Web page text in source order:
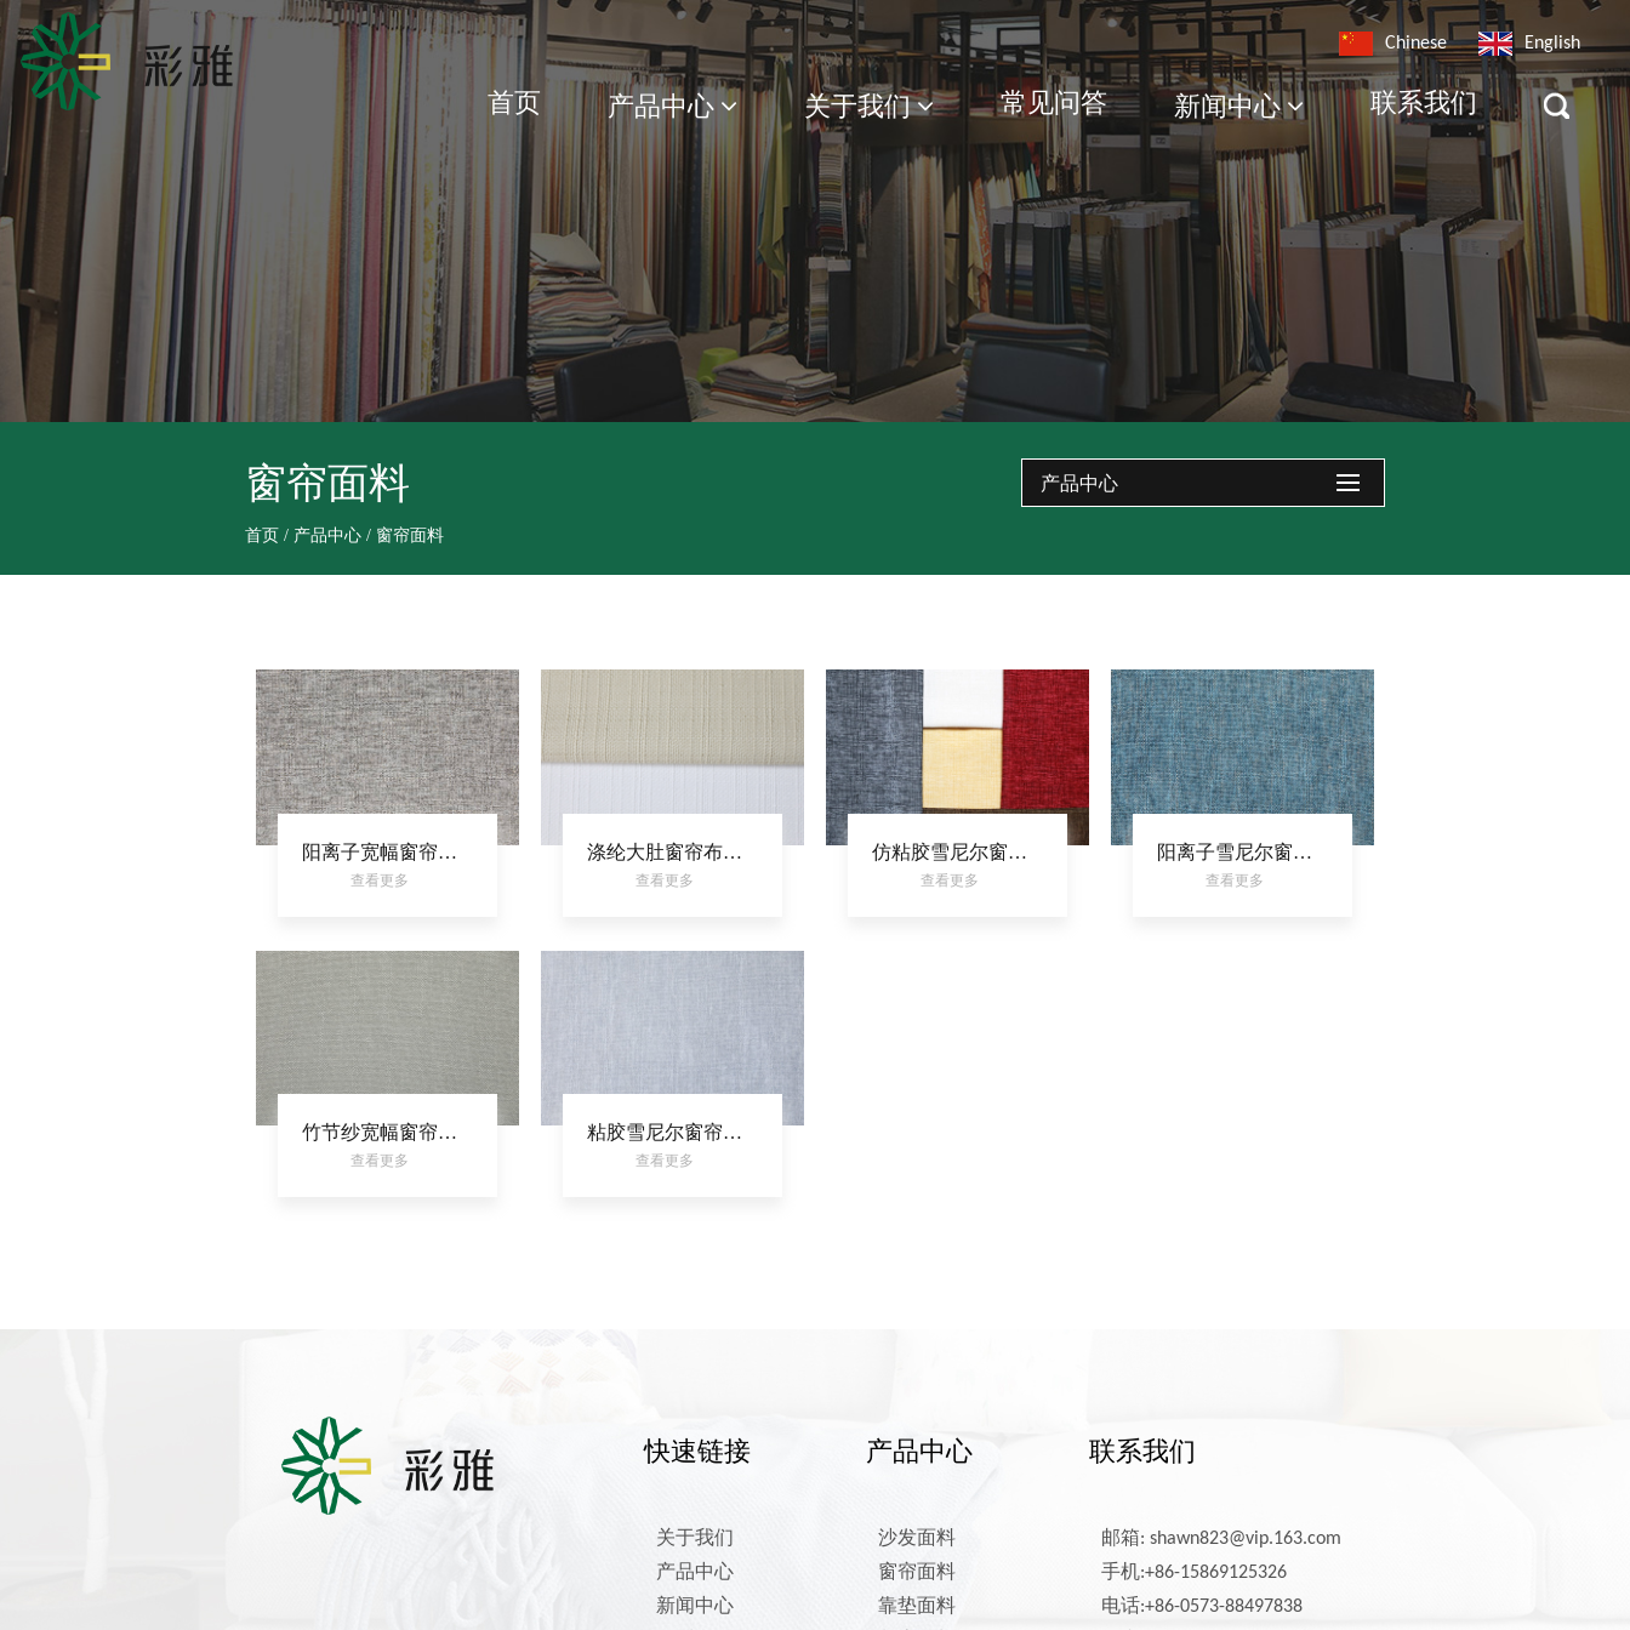
English
Chinese
联系我们
新闻中心
常见问答
关于我们
产品中心
首页
窗帘面料
首页 / 产品中心 / 窗帘面料
产品中心
阳离子宽幅窗帘布平纹室内家居面料多彩染色装饰布
查看更多
涤纶大肚窗帘布平纹室内家居面料素板染色装饰布
查看更多
仿粘胶雪尼尔窗帘布涤纶平板装饰布染色室内家居面料
查看更多
阳离子雪尼尔窗帘布涤纶装饰布平板染色室内家居面料
查看更多
竹节纱宽幅窗帘布涤纶装饰布素板染色室内家居面料
查看更多
粘胶雪尼尔窗帘布平板装饰布染色素板室内家居面料
查看更多
快速链接
关于我们
产品中心
新闻中心
产品中心
沙发面料
窗帘面料
靠垫面料
联系我们
邮箱: shawn823@vip.163.com
手机:+86-15869125326
电话:+86-0573-88497838